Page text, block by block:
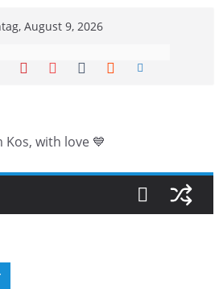
August 9, 2026
Kos, with love 💙